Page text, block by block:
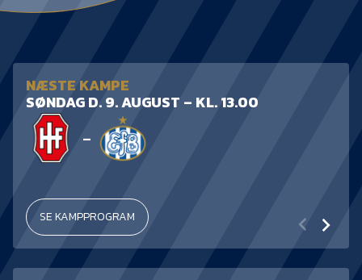
Om Esbjerg fB
EfB Akademi
Sydvestjysk Fodbold
Samarbejde
Blue Water Arena
Aktionærinformation
Kontakt
NÆSTE KAMPE
SØNDAG D. 9. AUGUST – KL. 13.00
–
SE KAMPPROGRAM